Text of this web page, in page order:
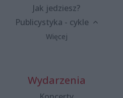
Jak jedziesz?
Publicystyka - cykle
Więcej
Wydarzenia